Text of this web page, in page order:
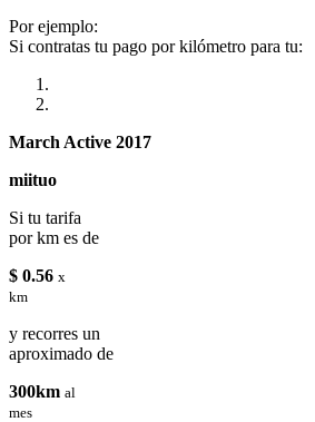
Por ejemplo:
Si contratas tu pago por kilómetro para tu:
March Active 2017
miituo
Si tu tarifa
por km es de
$ 0.56 x
km
y recorres un
aproximado de
300km al
mes